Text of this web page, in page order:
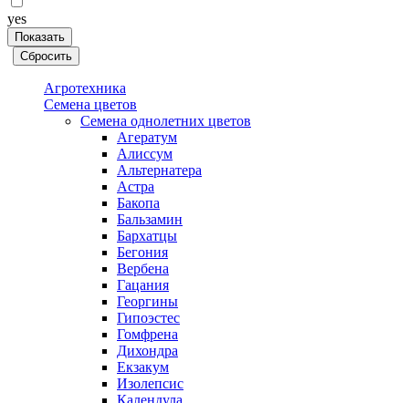
yes
Агротехника
Семена цветов
Семена однолетних цветов
Агератум
Алиссум
Альтернатера
Астра
Бакопа
Бальзамин
Бархатцы
Бегония
Вербена
Гацания
Георгины
Гипоэстес
Гомфрена
Дихондра
Екзакум
Изолепсис
Календула